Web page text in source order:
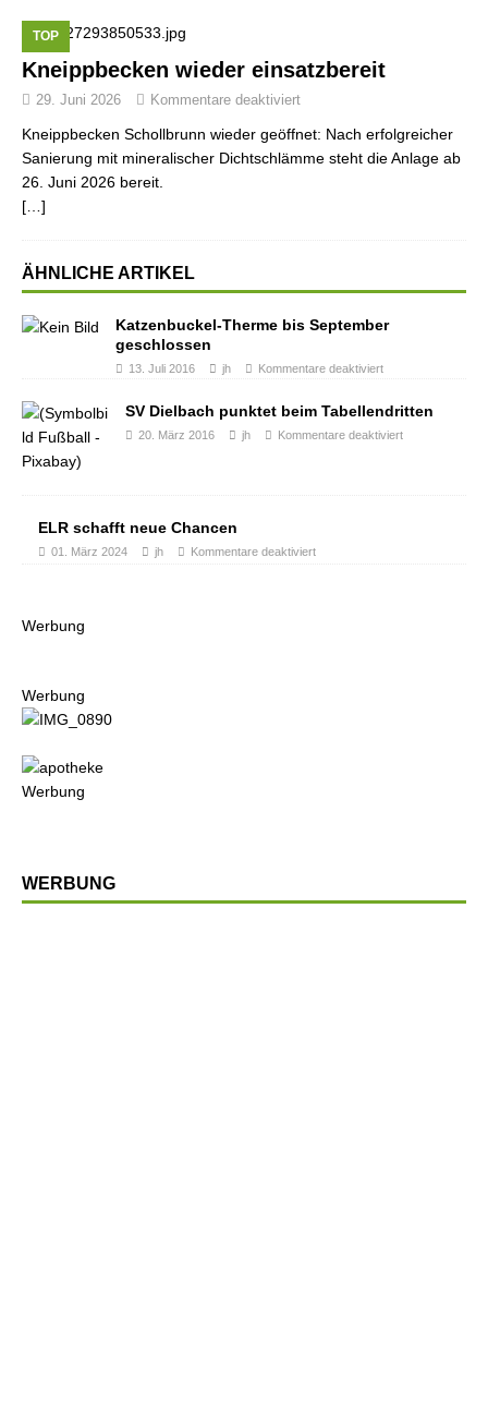
TOP
Kneippbecken wieder einsatzbereit
29. Juni 2026 Kommentare deaktiviert
Kneippbecken Schollbrunn wieder geöffnet: Nach erfolgreicher
Sanierung mit mineralischer Dichtschlämme steht die Anlage ab
26. Juni 2026 bereit.
[…]
ÄHNLICHE ARTIKEL
Katzenbuckel-Therme bis September
geschlossen
13. Juli 2016 jh Kommentare deaktiviert
SV Dielbach punktet beim Tabellendritten
20. März 2016 jh Kommentare deaktiviert
ELR schafft neue Chancen
01. März 2024 jh Kommentare deaktiviert
Werbung
Werbung
Werbung
WERBUNG